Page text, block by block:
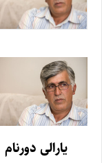
یارالی دورنام